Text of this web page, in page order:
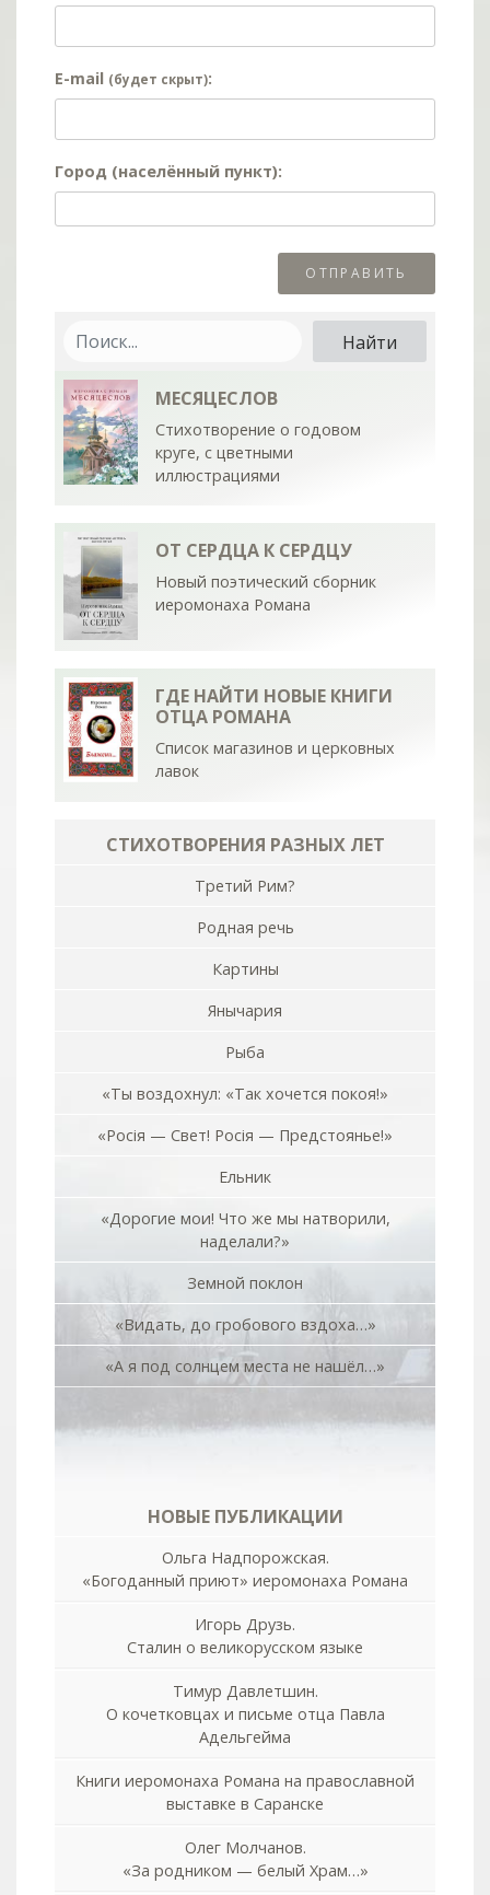
E-mail (будет скрыт):
Город (населённый пункт):
МЕСЯЦЕСЛОВ
Стихотворение о годовом
круге, с цветными
иллюстрациями
ОТ СЕРДЦА К СЕРДЦУ
Новый поэтический сборник
иеромонаха Романа
ГДЕ НАЙТИ НОВЫЕ КНИГИ
ОТЦА РОМАНА
Список магазинов и церковных
лавок
СТИХОТВОРЕНИЯ РАЗНЫХ ЛЕТ
Третий Рим?
Родная речь
Картины
Янычария
Рыба
«Ты воздохнул: «Так хочется покоя!»
«Росiя — Свет! Росiя — Предстоянье!»
Ельник
«Дорогие мои! Что же мы натворили,
наделали?»
Земной поклон
«Видать, до гробового вздоха…»
«А я под солнцем места не нашёл…»
НОВЫЕ ПУБЛИКАЦИИ
Ольга Надпорожская.
«Богоданный приют» иеромонаха Романа
Игорь Друзь.
Сталин о великорусском языке
Тимур Давлетшин.
О кочетковцах и письме отца Павла
Адельгейма
Книги иеромонаха Романа на православной
выставке в Саранске
Олег Молчанов.
«За родником — белый Храм…»